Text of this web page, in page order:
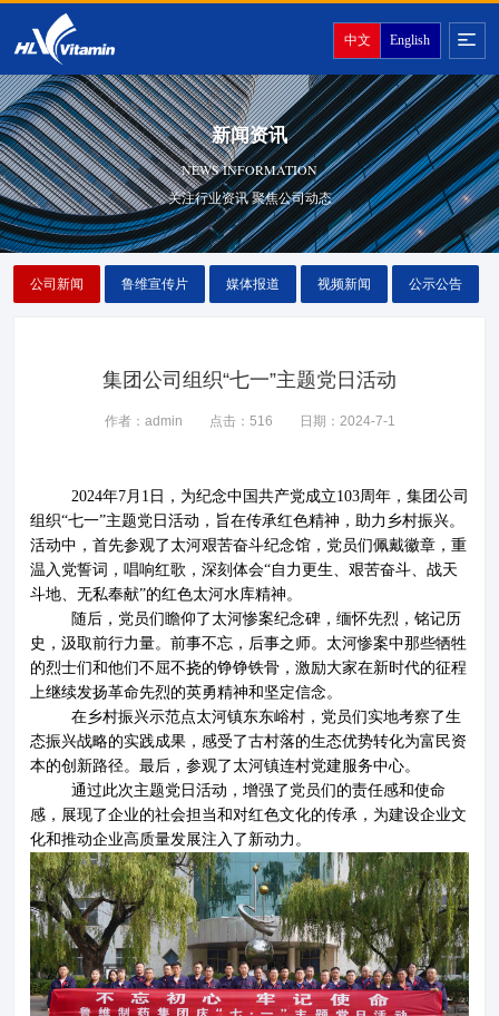
中文 English
新闻资讯
NEWS INFORMATION
关注行业资讯 聚焦公司动态
公司新闻 鲁维宣传片 媒体报道 视频新闻 公示公告
集团公司组织“七一”主题党日活动
作者：admin 点击：516 日期：2024-7-1
2024年7月1日，为纪念中国共产党成立103周年，集团公司
组织“七一”主题党日活动，旨在传承红色精神，助力乡村振兴。
活动中，首先参观了太河艰苦奋斗纪念馆，党员们佩戴徽章，重
温入党誓词，唱响红歌，深刻体会“自力更生、艰苦奋斗、战天
斗地、无私奉献”的红色太河水库精神。
随后，党员们瞻仰了太河惨案纪念碑，缅怀先烈，铭记历
史，汲取前行力量。前事不忘，后事之师。太河惨案中那些牺牲
的烈士们和他们不屈不挠的铮铮铁骨，激励大家在新时代的征程
上继续发扬革命先烈的英勇精神和坚定信念。
在乡村振兴示范点太河镇东东峪村，党员们实地考察了生
态振兴战略的实践成果，感受了古村落的生态优势转化为富民资
本的创新路径。最后，参观了太河镇连村党建服务中心。
通过此次主题党日活动，增强了党员们的责任感和使命
感，展现了企业的社会担当和对红色文化的传承，为建设企业文
化和推动企业高质量发展注入了新动力。
关于鲁维 分公司
产品展示 企业文化
新闻资讯 资质荣誉
联系我们